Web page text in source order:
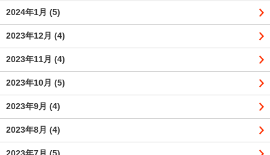
2024年1月 (5)
2023年12月 (4)
2023年11月 (4)
2023年10月 (5)
2023年9月 (4)
2023年8月 (4)
2023年7月 (5)